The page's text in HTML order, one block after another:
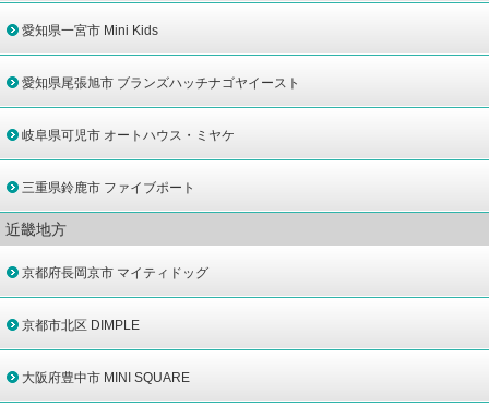
愛知県一宮市 Mini Kids
愛知県尾張旭市 ブランズハッチナゴヤイースト
岐阜県可児市 オートハウス・ミヤケ
三重県鈴鹿市 ファイブポート
近畿地方
京都府長岡京市 マイティドッグ
京都市北区 DIMPLE
大阪府豊中市 MINI SQUARE